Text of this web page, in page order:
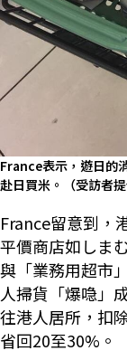
France表示，遊日的
赴日買米。（受訪者提
France留意到，
平價商店如しま
與「業務用超市
人掃貨「爆喼」
往港人居所，扣
省回20至30%。